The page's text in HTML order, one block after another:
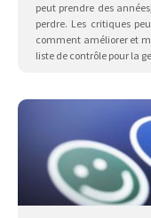
peut prendre des
perdre. Les critiques
comment améliorer et
liste de contrôle pour la